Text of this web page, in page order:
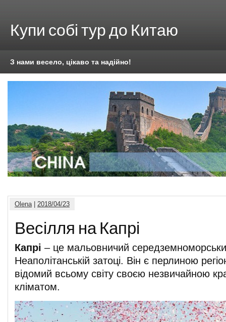
Купи собі тур до Китаю
З нами весело, цікаво та надійно!
Olena| 2018/04/23
Весілля на Капрі
Капрі – це мальовничий
Неаполітанській затоці. Він є перлиною
відомий всьому світу своєю незвичайною
кліматом.